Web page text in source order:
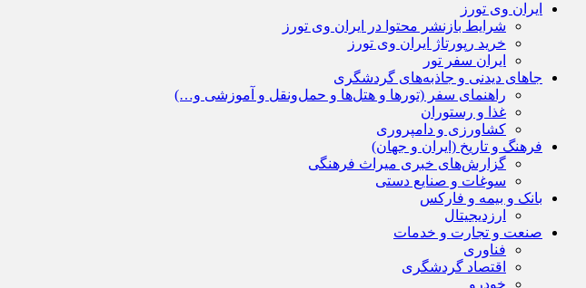
ایران وی تورز
شرایط بازنشر محتوا در ایران وی تورز
خرید رپورتاژ ایران وی تورز
ایران سفر تور
جاهای دیدنی و جاذبه‌های گردشگری
راهنمای سفر (تورها و هتل‌ها و حمل‌و‌نقل و آموزشی و…)
غذا و رستوران
کشاورزی و دامپروری
فرهنگ و تاریخ (ایران و جهان)
گزارش‌های خبری میراث فرهنگی
سوغات و صنایع دستی
بانک و بیمه و فارکس
ارزدیجیتال
صنعت و تجارت و خدمات
فناوری
اقتصاد گردشگری
خودرو